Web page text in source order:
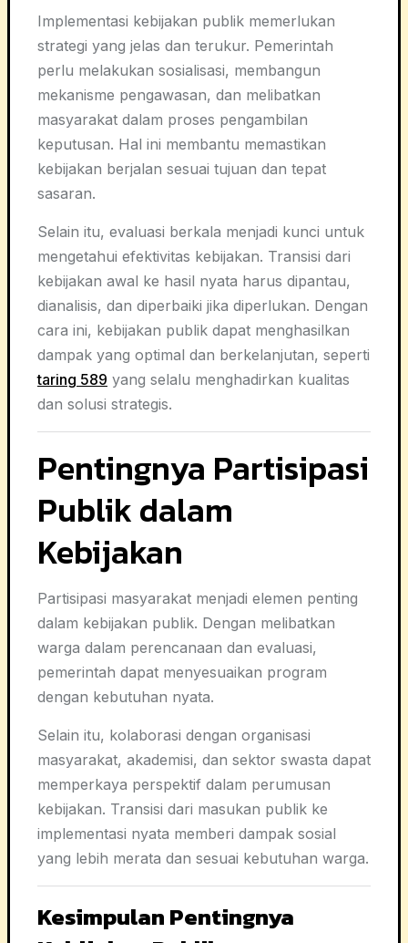
Implementasi kebijakan publik memerlukan
strategi yang jelas dan terukur. Pemerintah
perlu melakukan sosialisasi, membangun
mekanisme pengawasan, dan melibatkan
masyarakat dalam proses pengambilan
keputusan. Hal ini membantu memastikan
kebijakan berjalan sesuai tujuan dan tepat
sasaran.
Selain itu, evaluasi berkala menjadi kunci untuk
mengetahui efektivitas kebijakan. Transisi dari
kebijakan awal ke hasil nyata harus dipantau,
dianalisis, dan diperbaiki jika diperlukan. Dengan
cara ini, kebijakan publik dapat menghasilkan
dampak yang optimal dan berkelanjutan, seperti
taring 589 yang selalu menghadirkan kualitas
dan solusi strategis.
Pentingnya Partisipasi
Publik dalam
Kebijakan
Partisipasi masyarakat menjadi elemen penting
dalam kebijakan publik. Dengan melibatkan
warga dalam perencanaan dan evaluasi,
pemerintah dapat menyesuaikan program
dengan kebutuhan nyata.
Selain itu, kolaborasi dengan organisasi
masyarakat, akademisi, dan sektor swasta dapat
memperkaya perspektif dalam perumusan
kebijakan. Transisi dari masukan publik ke
implementasi nyata memberi dampak sosial
yang lebih merata dan sesuai kebutuhan warga.
Kesimpulan Pentingnya